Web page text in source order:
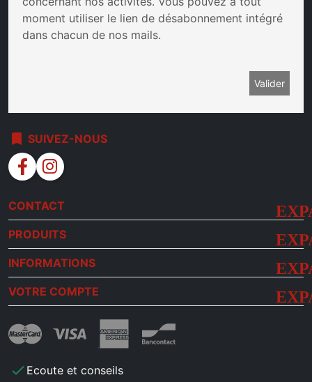
moment utiliser le lien de désabonnement intégré
dans chacun de nos mails.
bookmark SUIVEZ-NOUS
facebook instagram
CONTACT
PRODUITS
INFORMATIONS
VOTRE COMPTE
check Ecoute et conseils